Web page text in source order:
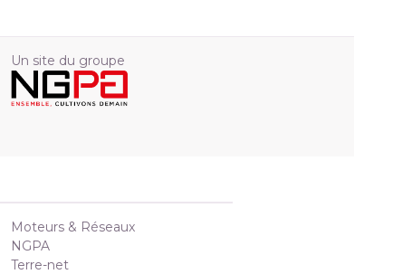
Un site du groupe
Moteurs & Réseaux
NGPA
Terre-net